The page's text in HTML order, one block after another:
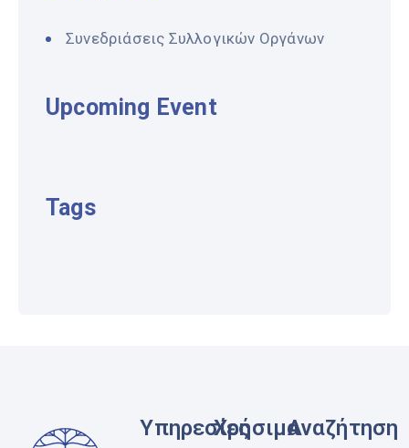
Συνεδριάσεις Συλλογικών Οργάνων
Upcoming Event
Tags
ΥπηρεσίεςΧρήσιμαΑναζήτηση